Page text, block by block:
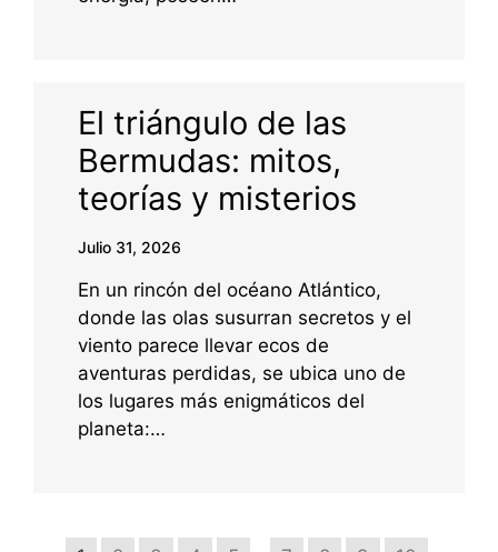
El triángulo de las
Bermudas: mitos,
teorías y misterios
Julio 31, 2026
En un rincón del océano Atlántico,
donde las olas susurran secretos y el
viento parece llevar ecos de
aventuras perdidas, se ubica uno de
los lugares más enigmáticos del
planeta:…